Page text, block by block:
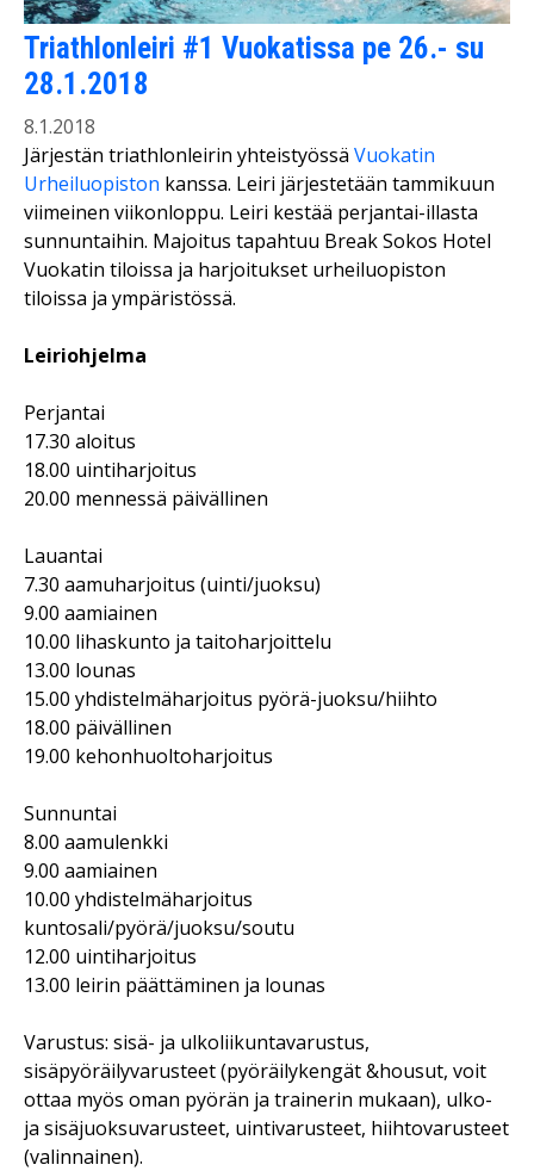
Triathlonleiri #1 Vuokatissa pe 26.- su
28.1.2018
8.1.2018
Järjestän triathlonleirin yhteistyössä Vuokatin
Urheiluopiston kanssa. Leiri järjestetään tammikuun
viimeinen viikonloppu. Leiri kestää perjantai-illasta
sunnuntaihin. Majoitus tapahtuu Break Sokos Hotel
Vuokatin tiloissa ja harjoitukset urheiluopiston
tiloissa ja ympäristössä.
Leiriohjelma
Perjantai
17.30 aloitus
18.00 uintiharjoitus
20.00 mennessä päivällinen
Lauantai
7.30 aamuharjoitus (uinti/juoksu)
9.00 aamiainen
10.00 lihaskunto ja taitoharjoittelu
13.00 lounas
15.00 yhdistelmäharjoitus pyörä-juoksu/hiihto
18.00 päivällinen
19.00 kehonhuoltoharjoitus
Sunnuntai
8.00 aamulenkki
9.00 aamiainen
10.00 yhdistelmäharjoitus
kuntosali/pyörä/juoksu/soutu
12.00 uintiharjoitus
13.00 leirin päättäminen ja lounas
Varustus: sisä- ja ulkoliikuntavarustus,
sisäpyöräilyvarusteet (pyöräilykengät &housut, voit
ottaa myös oman pyörän ja trainerin mukaan), ulko-
ja sisäjuoksuvarusteet, uintivarusteet, hiihtovarusteet
(valinnainen).